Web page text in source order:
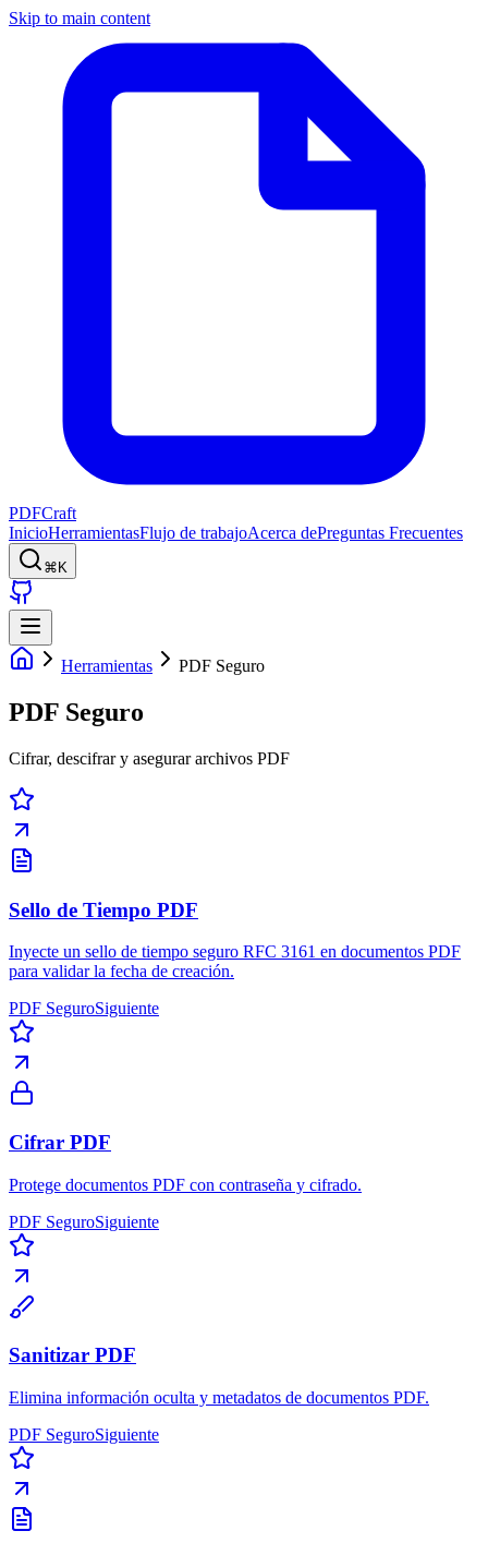
Skip to main content
PDFCraft
InicioHerramientasFlujo de trabajoAcerca dePreguntas Frecuentes
⌘K
Herramientas PDF Seguro
PDF Seguro
Cifrar, descifrar y asegurar archivos PDF
Sello de Tiempo PDF
Inyecte un sello de tiempo seguro RFC 3161 en documentos PDF
para validar la fecha de creación.
PDF SeguroSiguiente
Cifrar PDF
Protege documentos PDF con contraseña y cifrado.
PDF SeguroSiguiente
Sanitizar PDF
Elimina información oculta y metadatos de documentos PDF.
PDF SeguroSiguiente